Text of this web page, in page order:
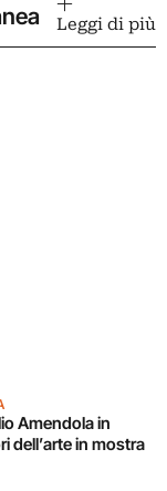
Leggi di più
Amendola in
dell’arte in mostra